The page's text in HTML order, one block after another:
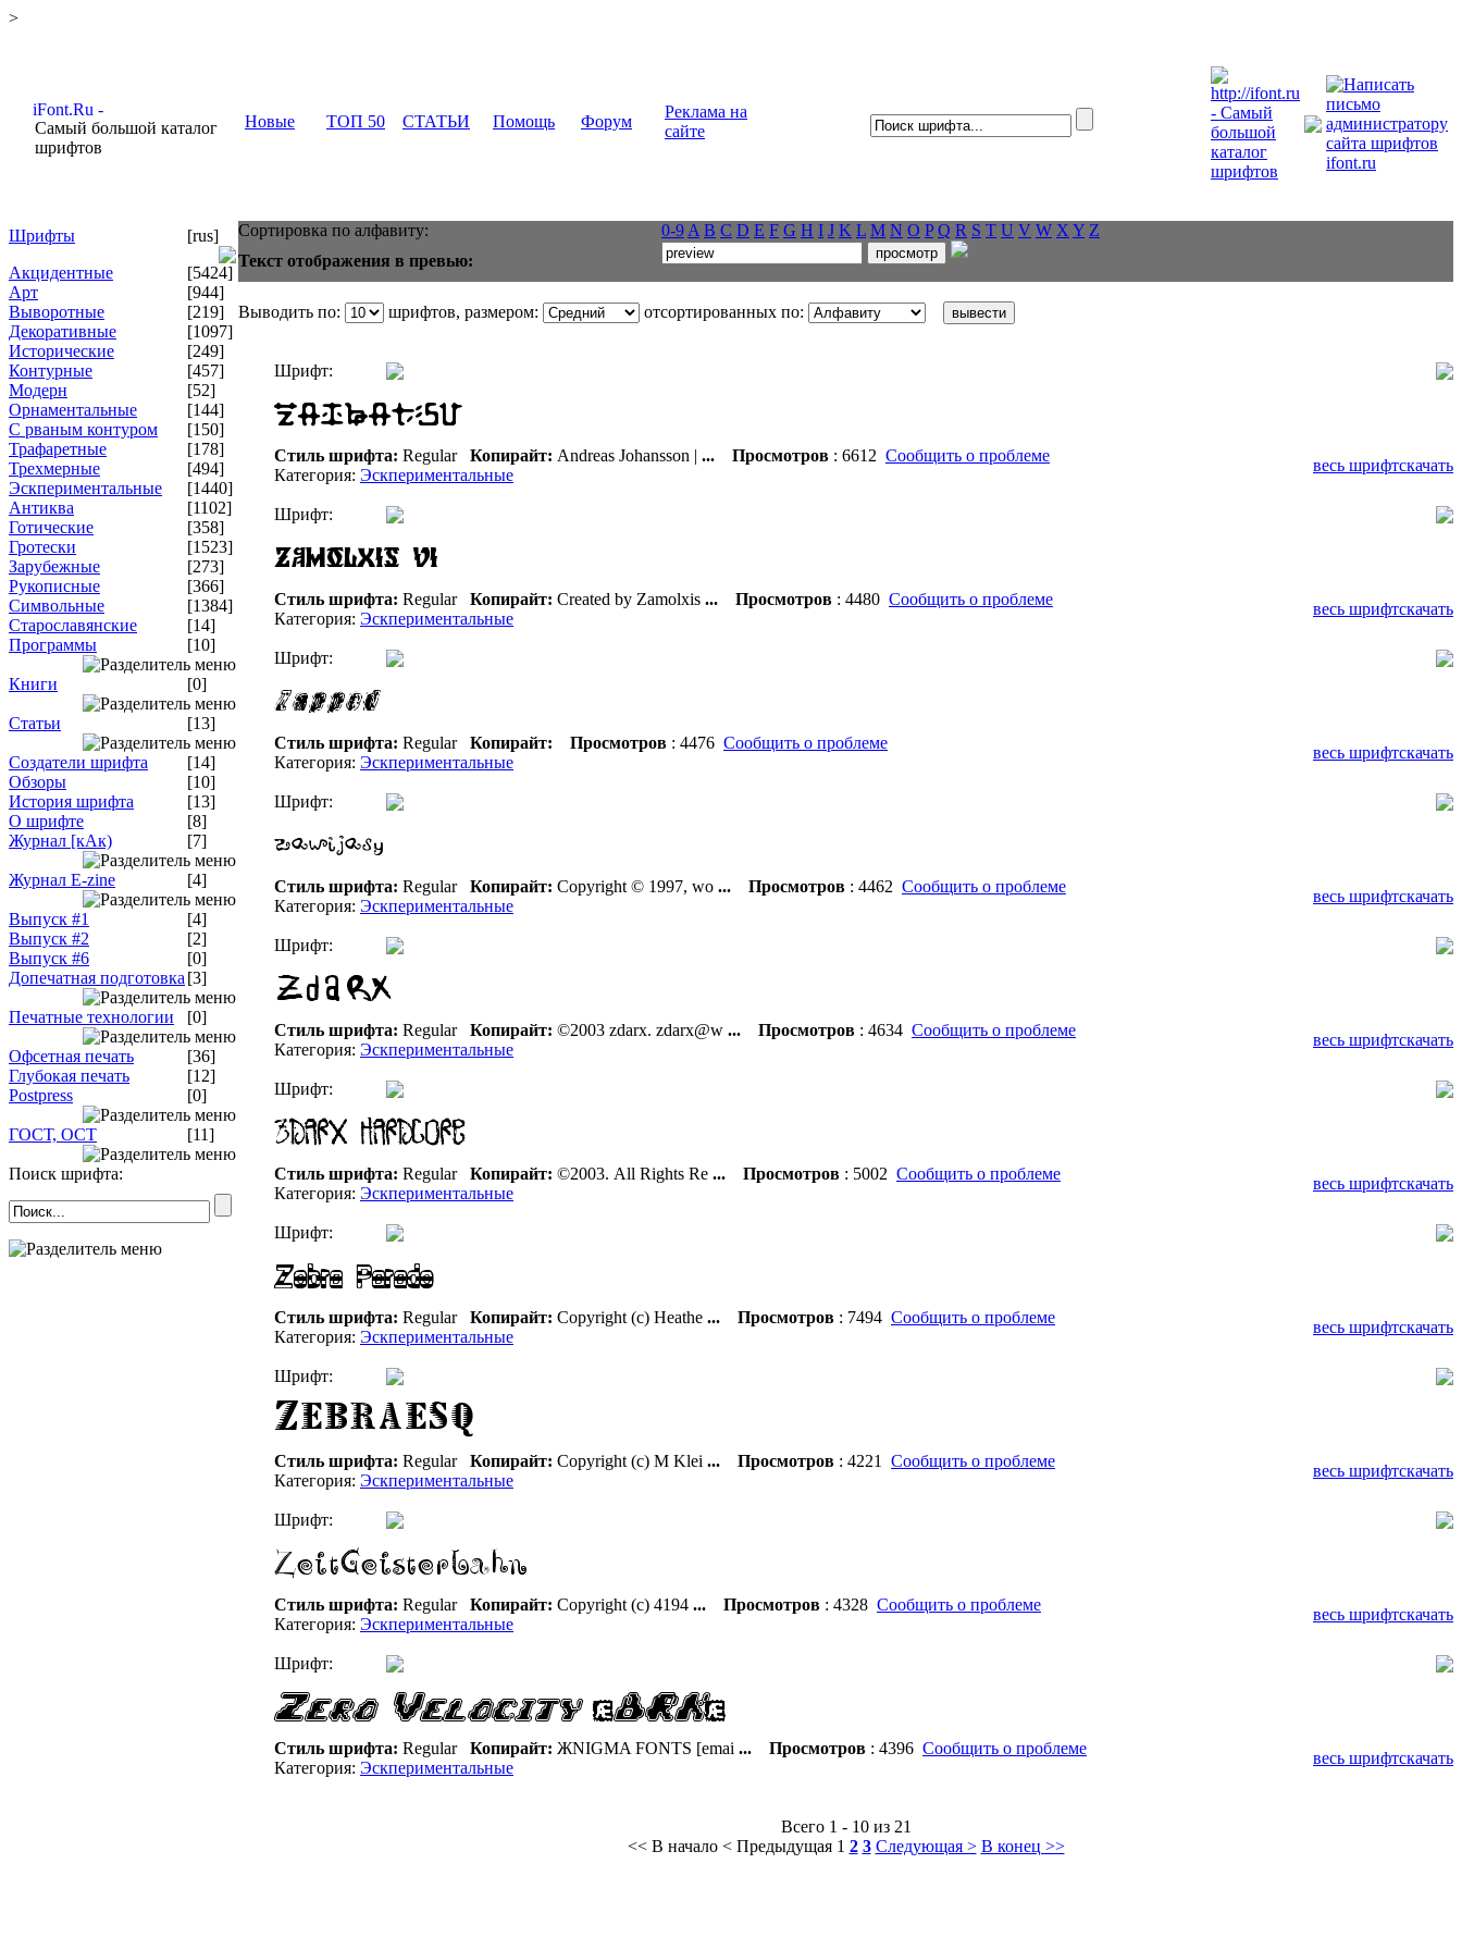
>
Самый большой каталог
шрифтов
Новые ТОП 50 СТАТЬИ Помощь Форум
Реклама на
сайте
Шрифты
[rus]
Акцидентные
[5424]
Арт
[944]
Выворотные
[219]
Декоративные
[1097]
Исторические
[249]
Контурные
[457]
Модерн
[52]
Орнаментальные
[144]
С рваным контуром
[150]
Трафаретные
[178]
Трехмерные
[494]
Эскпериментальные
[1440]
Антиква
[1102]
Готические
[358]
Гротески
[1523]
Зарубежные
[273]
Рукописные
[366]
Символьные
[1384]
Старославянские
[14]
Программы
[10]
Книги [0]
Статьи [13]
Создатели шрифта
[14]
Обзоры
[10]
История шрифта
[13]
О шрифте
[8]
Журнал [кАк)
[7]
Журнал E-zine [4]
Выпуск #1
[4]
Выпуск #2
[2]
Выпуск #6
[0]
Допечатная подготовка [3]
Печатные технологии [0]
Офсетная печать
[36]
Глубокая печать
[12]
Postpress
[0]
ГОСТ, ОСТ [11]
Поиск шрифта:
Сортировка по алфавиту: 0-9 A B C D E F G H I J K L M N O P Q R S T U V W X Y Z
Текст отображения в превью:
Выводить по: шрифтов, размером: отсортированных по:
Шрифт:
Стиль шрифта: Regular Копирайт: Andreas Johansson | ... Просмотров : 6612 Сообщить о проблеме
Категория: Эскпериментальные
весь шрифтскачать
Шрифт:
Стиль шрифта: Regular Копирайт: Created by Zamolxis ... Просмотров : 4480 Сообщить о проблеме
Категория: Эскпериментальные
весь шрифтскачать
Шрифт:
Стиль шрифта: Regular Копирайт: Просмотров : 4476 Сообщить о проблеме
Категория: Эскпериментальные
весь шрифтскачать
Шрифт:
Стиль шрифта: Regular Копирайт: Copyright © 1997, wo ... Просмотров : 4462 Сообщить о проблеме
Категория: Эскпериментальные
весь шрифтскачать
Шрифт:
Стиль шрифта: Regular Копирайт: ©2003 zdarx. zdarx@w ... Просмотров : 4634 Сообщить о проблеме
Категория: Эскпериментальные
весь шрифтскачать
Шрифт:
Стиль шрифта: Regular Копирайт: ©2003. All Rights Re ... Просмотров : 5002 Сообщить о проблеме
Категория: Эскпериментальные
весь шрифтскачать
Шрифт:
Стиль шрифта: Regular Копирайт: Copyright (c) Heathe ... Просмотров : 7494 Сообщить о проблеме
Категория: Эскпериментальные
весь шрифтскачать
Шрифт:
Стиль шрифта: Regular Копирайт: Copyright (c) M Klei ... Просмотров : 4221
Сообщить о проблеме
Категория: Эскпериментальные
весь шрифтскачать
Шрифт:
Стиль шрифта: Regular Копирайт: Copyright (c) 4194 ... Просмотров : 4328 Сообщить о проблеме
Категория: Эскпериментальные
весь шрифтскачать
Шрифт:
Стиль шрифта: Regular Копирайт: ЖNIGMA FONTS [emai ... Просмотров : 4396 Сообщить о проблеме
Категория: Эскпериментальные
весь шрифтскачать
Всего 1 - 10 из 21
<< В начало < Предыдущая 1 2 3 Следующая > В конец >>